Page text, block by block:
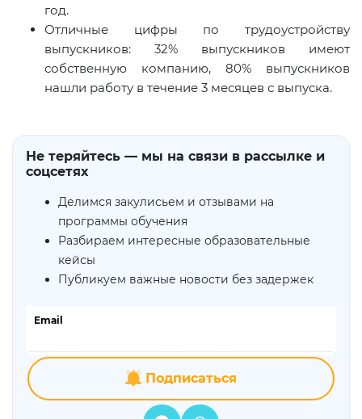
год.
Отличные цифры по трудоустройству
выпускников: 32% выпускников имеют
собственную компанию, 80% выпускников
нашли работу в течение 3 месяцев с выпуска.
Не теряйтесь — мы на связи в рассылке и
соцсетях
Делимся закулисьем и отзывами на
программы обучения
Разбираем интересные образовательные
кейсы
Публикуем важные новости без задержек
Email
Подписаться